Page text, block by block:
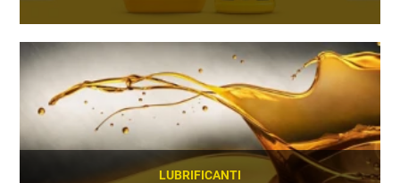
SCOPRI
LUBRIFICANTI